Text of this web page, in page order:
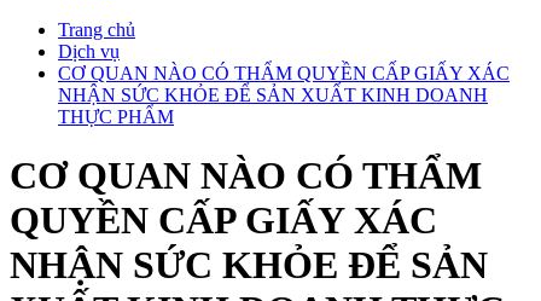
Trang chủ
Dịch vụ
CƠ QUAN NÀO CÓ THẨM QUYỀN CẤP GIẤY XÁC
NHẬN SỨC KHỎE ĐỂ SẢN XUẤT KINH DOANH
THỰC PHẨM
CƠ QUAN NÀO CÓ THẨM
QUYỀN CẤP GIẤY XÁC
NHẬN SỨC KHỎE ĐỂ SẢN